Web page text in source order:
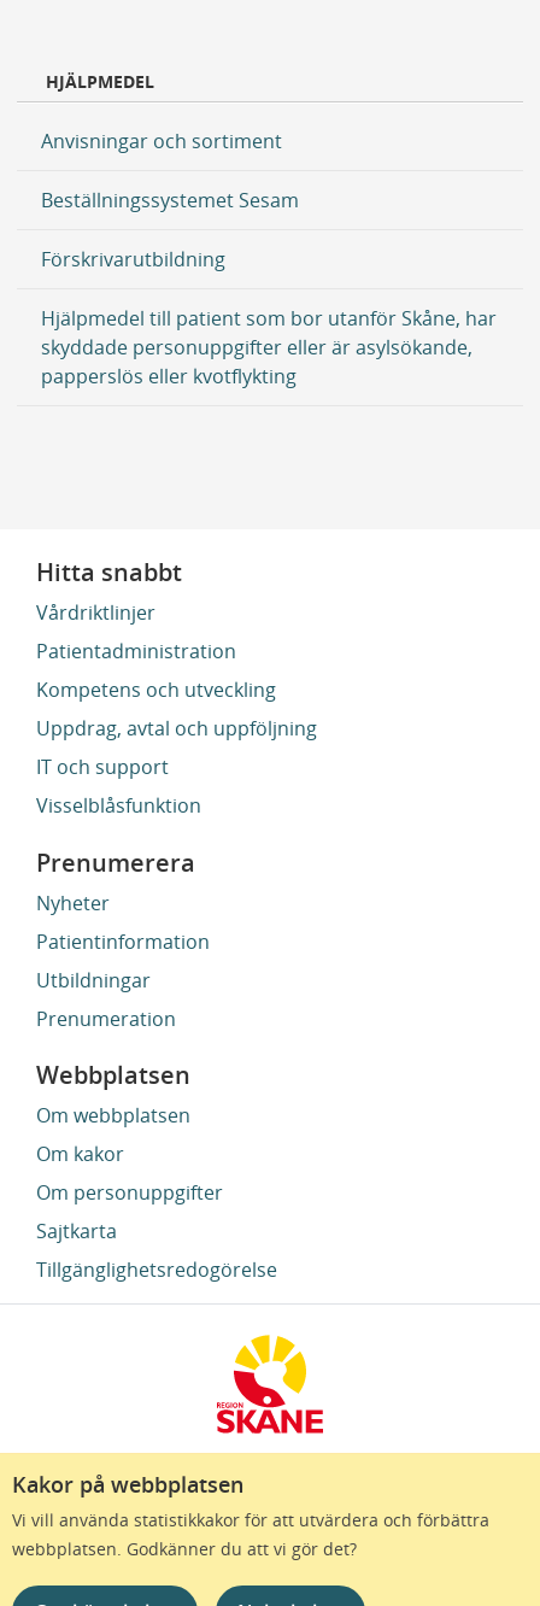
Kakor på webbplatsen
Vi vill använda statistikkakor för att utvärdera och förbättra
webbplatsen. Godkänner du att vi gör det?
HJÄLPMEDEL
Anvisningar och sortiment
Beställningssystemet Sesam
Förskrivarutbildning
Hjälpmedel till patient som bor utanför Skåne, har
skyddade personuppgifter eller är asylsökande,
papperslös eller kvotflykting
Hitta snabbt
Vårdriktlinjer
Patientadministration
Kompetens och utveckling
Uppdrag, avtal och uppföljning
IT och support
Visselblåsfunktion
Prenumerera
Nyheter
Patientinformation
Utbildningar
Prenumeration
Webbplatsen
Om webbplatsen
Om kakor
Om personuppgifter
Sajtkarta
Tillgänglighetsredogörelse
Region Skåne finns till för att alla som bor i Skåne
ska må bra och känna framtidstro. Genom
gränslösa samarbeten och omtanke skapas de
bästa förutsättningar för ett hälsosamt liv – inom